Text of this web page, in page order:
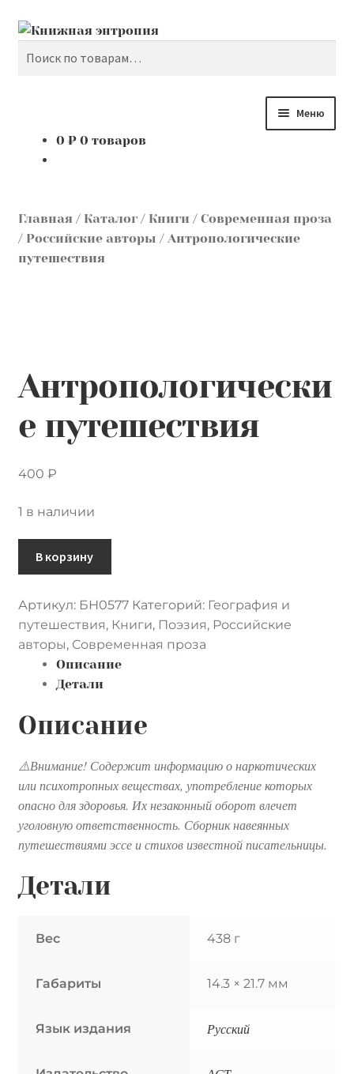
Перейти
Перейти
содержимому
Поиск
Меню
Доставка и оплата
Лингвистика и культурология
0 ₽ 0 товаров
Главная / Каталог/ Книги / Современная проза
/ Российские авторы / Антропологические
путешествия
Антропологически
е путешествия
400 ₽
1 в наличии
товара
путешествия
В корзину
Артикул: БН0577 Категорий: География и
путешествия, Книги, Поэзия, Российские
авторы, Современная проза
Описание
Детали
Описание
⚠️Внимание! Содержит информацию о наркотических
или психотропных веществах, употребление которых
опасно для здоровья. Их незаконный оборот влечет
уголовную ответственность. Сборник навеянных
путешествиями эссе и стихов известной писательницы.
Детали
Вес 438 г
Габариты 14.3 × 21.7 мм
Язык издания Русский